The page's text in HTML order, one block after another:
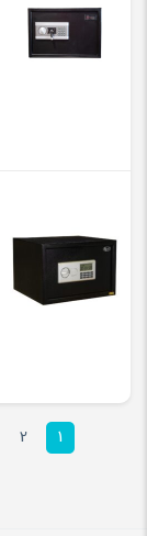
1
2